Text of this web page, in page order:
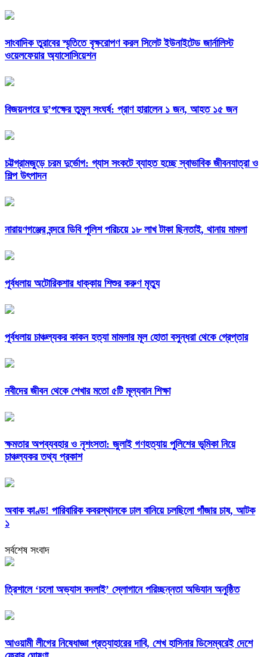
সাংবাদিক তুরাবের স্মৃতিতে বৃক্ষরোপণ করল সিলেট ইউনাইটেড জার্নালিস্ট
ওয়েলফেয়ার অ্যাসোসিয়েশন
বিজয়নগরে দু’পক্ষের তুমুল সংঘর্ষ: প্রাণ হারালেন ১ জন, আহত ১৫ জন
চট্টগ্রামজুড়ে চরম দুর্ভোগ: গ্যাস সংকটে ব্যাহত হচ্ছে স্বাভাবিক জীবনযাত্রা ও
শিল্প উৎপাদন
নারায়ণগঞ্জের বন্দরে ডিবি পুলিশ পরিচয়ে ১৮ লাখ টাকা ছিনতাই, থানায় মামলা
পূর্বধলায় অটোরিকশার ধাক্কায় শিশুর করুণ মৃত্যু
পূর্বধলায় চাঞ্চল্যকর কাকন হত্যা মামলার মূল হোতা বসুন্ধরা থেকে গ্রেপ্তার
নবীদের জীবন থেকে শেখার মতো ৫টি মূল্যবান শিক্ষা
ক্ষমতার অপব্যবহার ও নৃশংসতা: জুলাই গণহত্যায় পুলিশের ভূমিকা নিয়ে
চাঞ্চল্যকর তথ্য প্রকাশ
অবাক কাণ্ড! পারিবারিক কবরস্থানকে ঢাল বানিয়ে চলছিলো গাঁজার চাষ, আটক
১
সর্বশেষ সংবাদ
‎ত্রিশালে ‘চলো অভ্যাস বদলাই’ স্লোগানে পরিচ্ছন্নতা অভিযান অনুষ্ঠিত
আওয়ামী লীগের নিষেধাজ্ঞা প্রত্যাহারের দাবি, শেখ হাসিনার ডিসেম্বরেই দেশে